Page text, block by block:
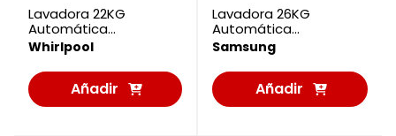
Lavadora 22KG
Automática
8MWTW2244WS
Whirlpool
Whirlpool
Añadir
al
Lavadora 26KG
Automática
WF26DG8250AVAP
Samsung
Samsung
Añadir
al